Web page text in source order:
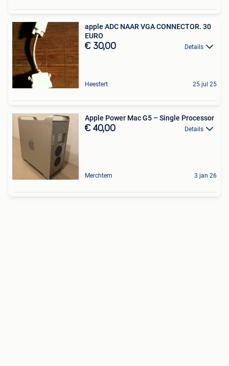
apple ADC NAAR VGA CONNECTOR. 30
EURO
€ 30,00 Details
Heestert 25 jul 25
Apple Power Mac G5 – Single Processor
€ 40,00 Details
Merchtem 3 jan 26